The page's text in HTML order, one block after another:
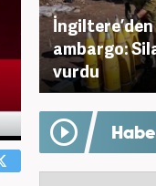
İngiltere’den
ambargo:
vurdu